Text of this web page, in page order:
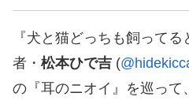
『犬と猫どっちも飼って
者・ 松本ひで吉 (
の『耳のニオイ』を巡って